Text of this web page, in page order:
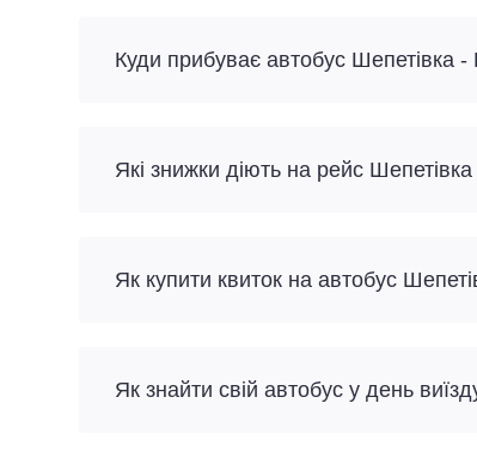
Куди прибуває автобус Шепетівка
Які знижки діють на рейс
Як купити квиток на автобус
Як знайти свій автобус у день